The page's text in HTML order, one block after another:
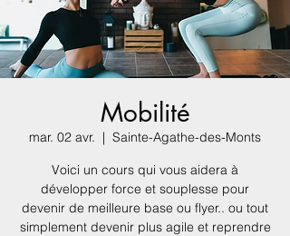
Mobilité
mar. 02 avr.
  |
Sainte-Agathe-des-Monts
Voici un cours qui vous aidera à
développer force et souplesse pour
devenir de meilleure base ou flyer.. ou tout
simplement devenir plus agile et reprendre